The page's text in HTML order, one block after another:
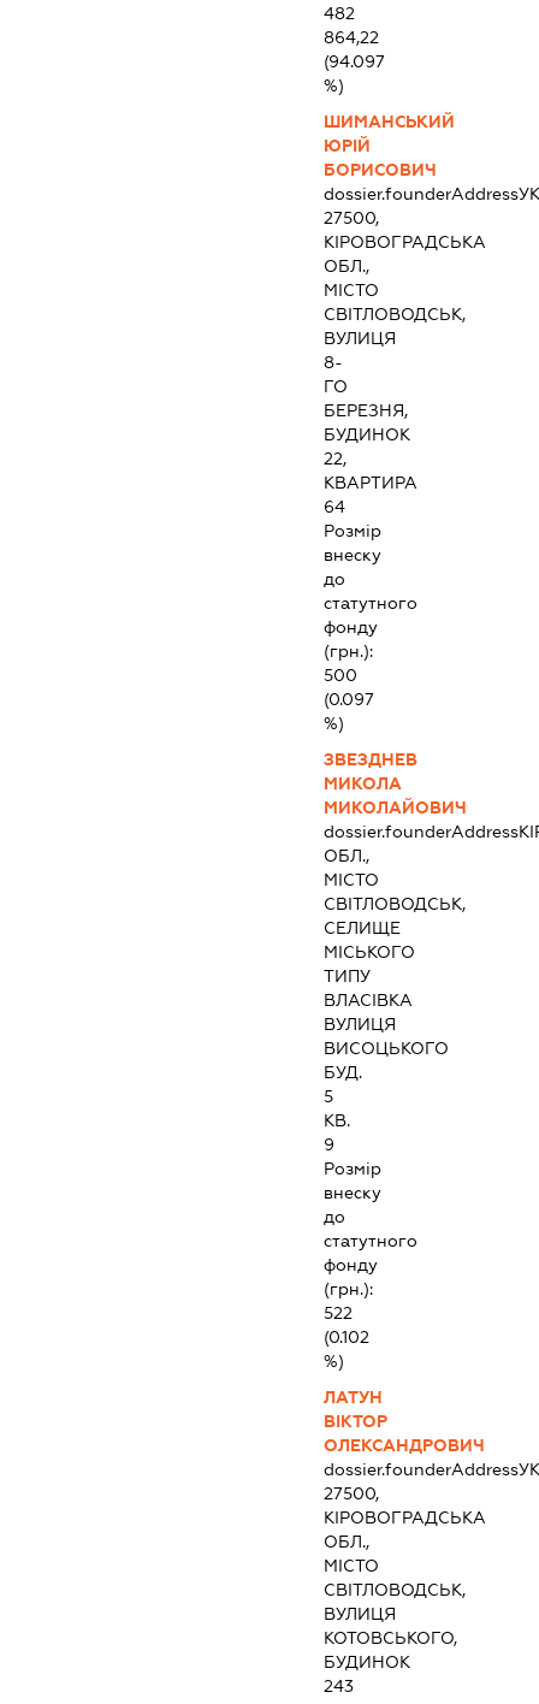
482
864,22
(94.097
%)
ШИМАНСЬКИЙ
ЮРІЙ
БОРИСОВИЧ
dossier.founderAddress
27500,
КІРОВОГРАДСЬКА
ОБЛ.,
МІСТО
СВІТЛОВОДСЬК,
ВУЛИЦЯ
8-
ГО
БЕРЕЗНЯ,
БУДИНОК
22,
КВАРТИРА
64
Розмір
внеску
до
статутного
фонду
(грн.):
500
(0.097
%)
ЗВЕЗДНЕВ
МИКОЛА
МИКОЛАЙОВИЧ
dossier.founderAddress
ОБЛ.,
МІСТО
СВІТЛОВОДСЬК,
СЕЛИЩЕ
МІСЬКОГО
ТИПУ
ВЛАСІВКА
ВУЛИЦЯ
ВИСОЦЬКОГО
БУД.
5
КВ.
9
Розмір
внеску
до
статутного
фонду
(грн.):
522
(0.102
%)
ЛАТУН
ВІКТОР
ОЛЕКСАНДРОВИЧ
dossier.founderAddress
27500,
КІРОВОГРАДСЬКА
ОБЛ.,
МІСТО
СВІТЛОВОДСЬК,
ВУЛИЦЯ
КОТОВСЬКОГО,
БУДИНОК
243